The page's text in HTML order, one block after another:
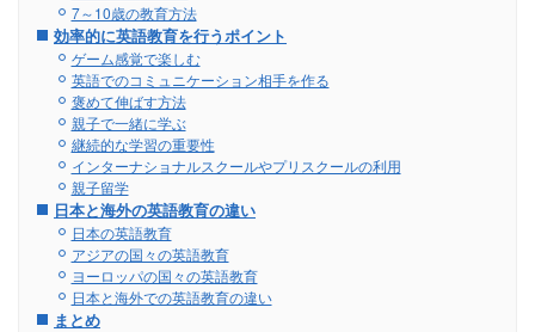
7～10歳の教育方法
効率的に英語教育を行うポイント
ゲーム感覚で楽しむ
英語でのコミュニケーション相手を作る
褒めて伸ばす方法
親子で一緒に学ぶ
継続的な学習の重要性
インターナショナルスクールやプリスクールの利用
親子留学
日本と海外の英語教育の違い
日本の英語教育
アジアの国々の英語教育
ヨーロッパの国々の英語教育
日本と海外での英語教育の違い
まとめ